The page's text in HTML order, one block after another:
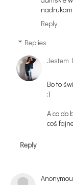
Reply
Replies
Jestem
Bo to
:)
A co do
coś
Reply